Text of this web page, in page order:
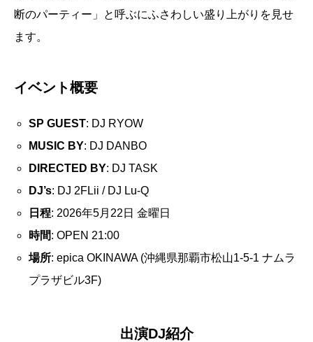
断のパーティー」と呼ぶにふさわしい盛り上がりを見せ
ます。
イベント概要
SP GUEST: DJ RYOW
MUSIC BY: DJ DANBO
DIRECTED BY: DJ TASK
DJ’s: DJ 2FLii / DJ Lu-Q
日程: 2026年5月22日 金曜日
時間: OPEN 21:00
場所: epica OKINAWA (沖縄県那覇市松山1-5-1 ナムラ
プラザビル3F)
出演DJ紹介